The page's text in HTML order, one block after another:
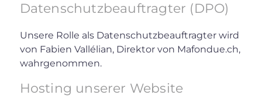
Datenschutzbeauftragter (DPO)
Unsere Rolle als Datenschutzbeauftragter wird
von Fabien Vallélian, Direktor von Mafondue.ch,
wahrgenommen.
Hosting unserer Website